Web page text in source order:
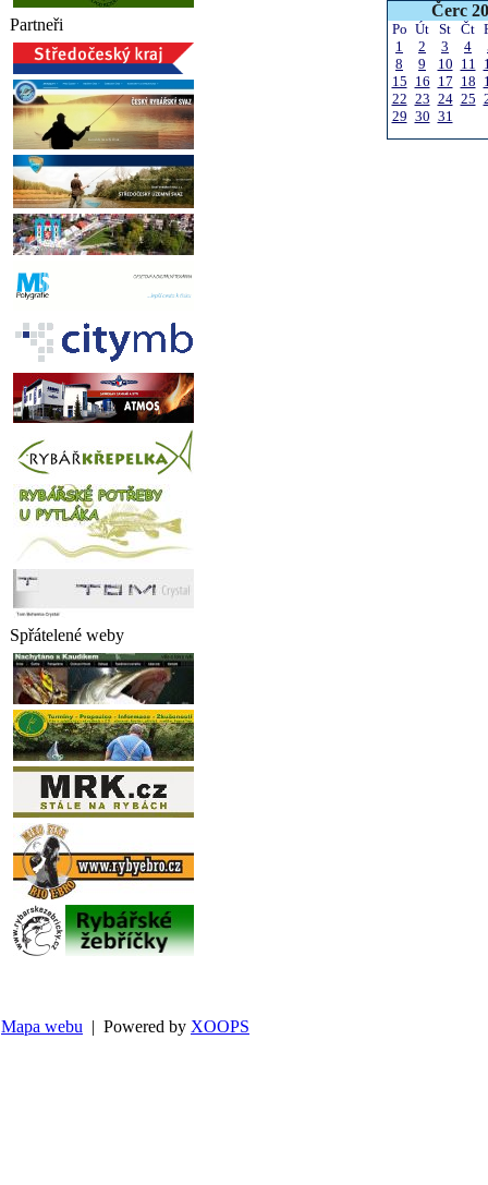
Partneři
Spřátelené weby
Čerc
Po Út St Čt
1
2 3 4
8
9 10 11
15 16 17 18
22 23 24 25
29 30 31
Mapa webu | Powered by XOOPS